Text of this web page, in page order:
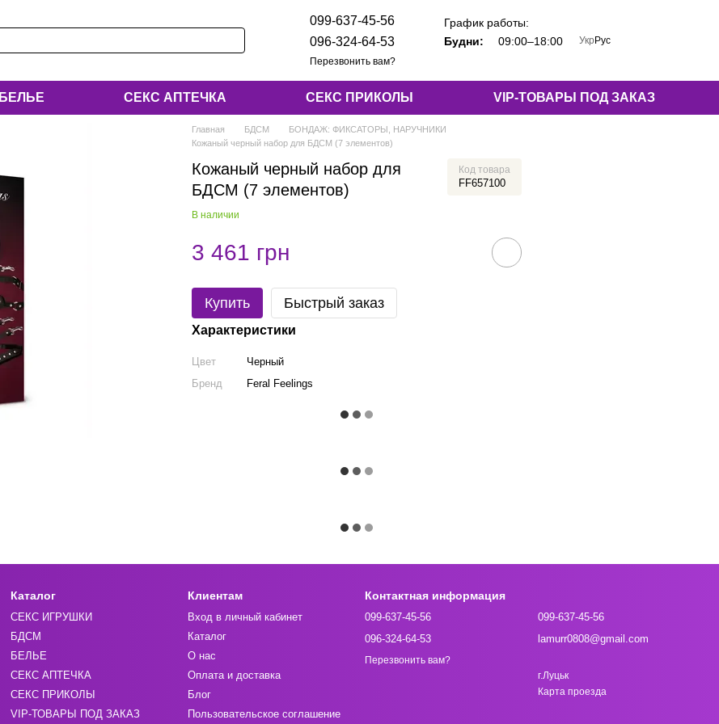
099-637-45-56
096-324-64-53
Перезвонить вам?
График работы:
Будни:
09:00–18:00 Укр Рус
БЕЛЬЕ СЕКС АПТЕЧКА СЕКС ПРИКОЛЫ VIP-ТОВАРЫ ПОД ЗАКАЗ
Главная БДСМ
БОНДАЖ: ФИКСАТОРЫ, НАРУЧНИКИ
Кожаный черный набор для БДСМ (7 элементов)
Кожаный черный набор для
БДСМ (7 элементов)
Код товара
FF657100
В наличии
3 461 грн
Купить Быстрый заказ
Характеристики
Цвет
Черный
Бренд
Feral Feelings
Каталог
СЕКС ИГРУШКИ
БДСМ
БЕЛЬЕ
СЕКС АПТЕЧКА
СЕКС ПРИКОЛЫ
VIP-ТОВАРЫ ПОД ЗАКАЗ
Клиентам
Вход в личный кабинет
Каталог
О нас
Оплата и доставка
Блог
Пользовательское соглашение
Контактная информация
099-637-45-56
096-324-64-53
Перезвонить вам?
099-637-45-56
lamurr0808@gmail.com
г.Луцьк
Карта проезда